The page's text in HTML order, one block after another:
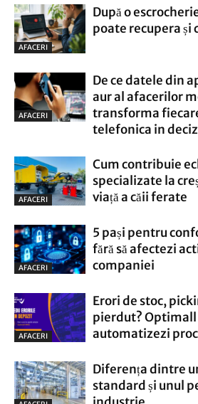
AFACERI
După o
poate recupera și
AFACERI
De ce datele din
aur al afacerilor
transforma
telefonica in
AFACERI
Cum contribuie
specializate la
viață a căii ferate
AFACERI
5 pași pentru
fără să afectezi
companiei
AFACERI
Erori de stoc,
pierdut? Optimall
automatizezi
Diferența dintre
standard și unul